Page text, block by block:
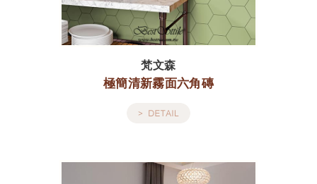
梵文森
極簡清新霧面六角磚